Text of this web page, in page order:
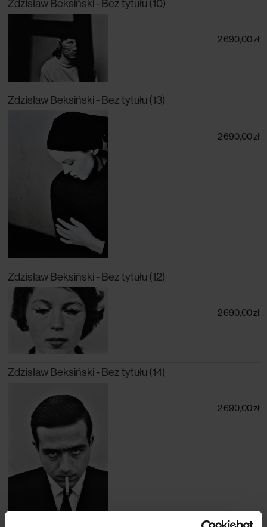
Zdzisław Beksiński - Bez tytułu (10)
2 690,00 zł
Zdzisław Beksiński - Bez tytułu (13)
2 690,00 zł
Zdzisław Beksiński - Bez tytułu (12)
2 690,00 zł
Zdzisław Beksiński - Bez tytułu (14)
2 690,00 zł